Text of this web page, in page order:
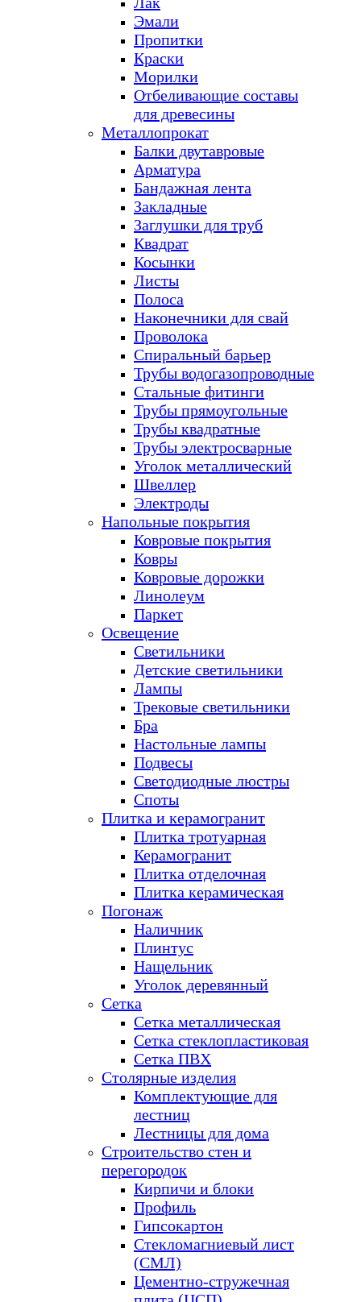
Эмали
Пропитки
Краски
Морилки
Отбеливающие составы
для древесины
Металлопрокат
Балки двутавровые
Арматура
Бандажная лента
Закладные
Заглушки для труб
Квадрат
Косынки
Листы
Полоса
Наконечники для свай
Проволока
Спиральный барьер
Трубы водогазопроводные
Стальные фитинги
Трубы прямоугольные
Трубы квадратные
Трубы электросварные
Уголок металлический
Швеллер
Электроды
Напольные покрытия
Ковровые покрытия
Ковры
Ковровые дорожки
Линолеум
Паркет
Освещение
Светильники
Детские светильники
Лампы
Трековые светильники
Бра
Настольные лампы
Подвесы
Светодиодные люстры
Споты
Плитка и керамогранит
Плитка тротуарная
Керамогранит
Плитка отделочная
Плитка керамическая
Погонаж
Наличник
Плинтус
Нащельник
Уголок деревянный
Сетка
Сетка металлическая
Сетка стеклопластиковая
Сетка ПВХ
Столярные изделия
Комплектующие для
лестниц
Лестницы для дома
Строительство стен и
перегородок
Кирпичи и блоки
Профиль
Гипсокартон
Стекломагниевый лист
(СМЛ)
Цементно-стружечная